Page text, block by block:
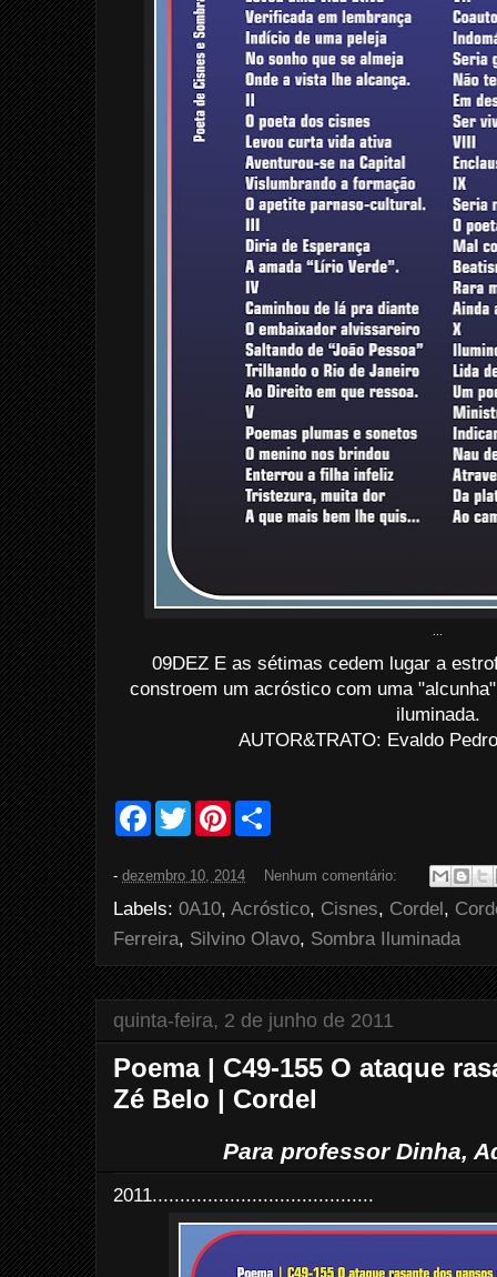
09DEZ E as sétimas cedem lugar a
constroem um acróstico com uma
iluminada.
AUTOR&TRATO: Evaldo
F
b
o
o
k
T
w
t
e
r
P
e
e
s
e
- dezembro 10, 2014 Nenhum comentário:
Labels: 0A10, Acróstico, Cisnes, Cordel ,
Ferreira, Silvino Olavo, Sombra Iluminada
quinta-feira, 2 de junho de 2011
Poema | C49-155 O ataque
Zé Belo | Cordel
Para professor Dinha,
2011........................................